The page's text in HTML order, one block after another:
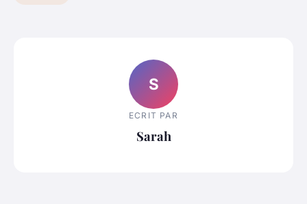
S
ECRIT PAR
Sarah